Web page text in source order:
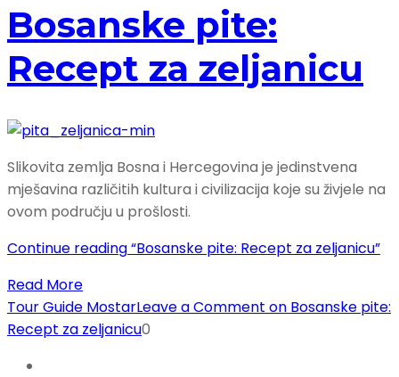
Bosanske pite:
Recept za zeljanicu
Slikovita zemlja Bosna i Hercegovina je jedinstvena
mješavina različitih kultura i civilizacija koje su živjele na
ovom području u prošlosti.
Continue reading“Bosanske pite: Recept za zeljanicu”
Read More
Tour Guide MostarLeave a Comment on Bosanske pite:
Recept za zeljanicu0